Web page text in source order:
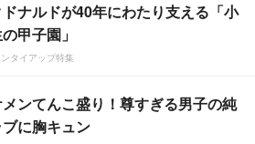
ナルドが40年にわたり支える「小
甲子園」
タイアップ特集
ンてんこ盛り！尊すぎる男子の純
に胸キュン